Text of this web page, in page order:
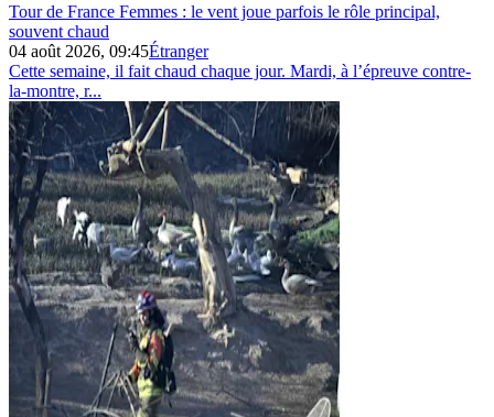
Tour de France Femmes : le vent joue parfois le rôle principal,
souvent chaud
04 août 2026, 09:45Étranger
Cette semaine, il fait chaud chaque jour. Mardi, à l’épreuve contre-
la-montre, r...